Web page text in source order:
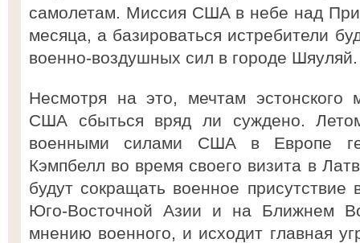
самолетам. Миссия США в небе над
месяца, а базироваться истребители
военно-воздушных сил в городе Шяуляй.
Несмотря на это, мечтам эстонского
США сбыться вряд ли суждено.
военными силами США в Европе
Кэмпбелл во время своего визита в
будут сокращать военное
Юго-Восточной Азии и на Ближнем
мнению военного, и исходит главная